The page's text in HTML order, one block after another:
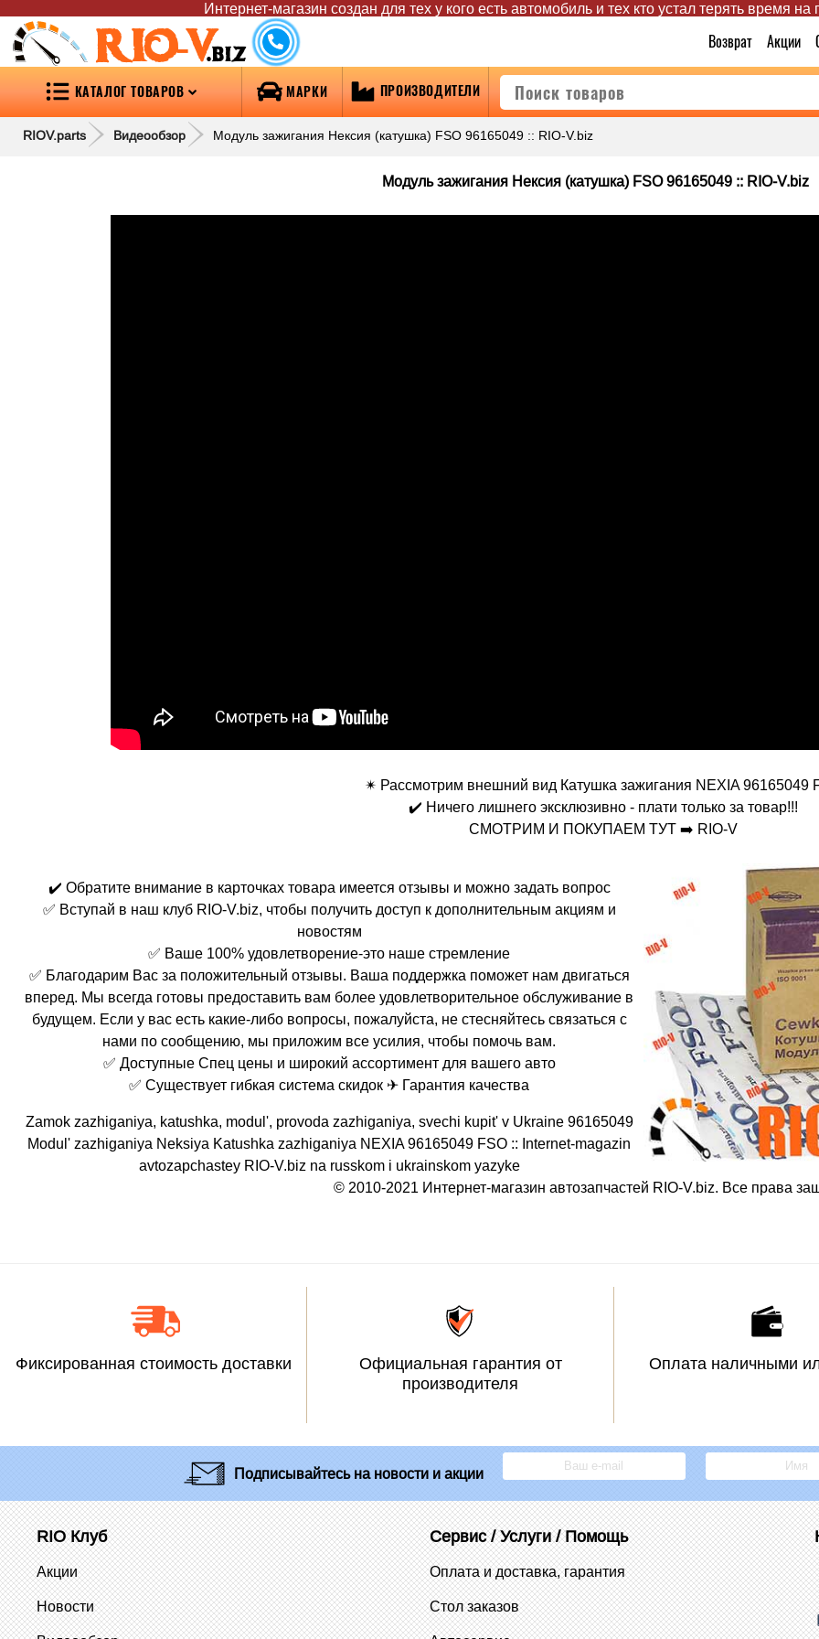
Интернет-магазин создан для тех у кого есть автомобиль и тех кто устал терять время
RIO-V.biz Возврат Акции
КАТАЛОГ ТОВАРОВ МАРКИ ПРОИЗВОДИТЕЛИ
RIOV.parts Видеообзор Модуль зажигания Нексия (катушка) FSO 96165049 :: RIO-V.biz
Модуль зажигания Нексия (катушка) FSO 96165049 :: RIO-V.biz
✴ Рассмотрим внешний вид Катушка зажигания NEXIA 96165049
✔️ Ничего лишнего эксклюзивно - плати только за товар!!!
СМОТРИМ И ПОКУПАЕМ ТУТ ➡️ RIO-V
✔️ Обратите внимание в карточках товара имеется отзывы и можно задать вопрос
✅ Вступай в наш клуб RIO-V.biz, чтобы получить доступ к дополнительным акциям и
новостям
✅ Ваше 100% удовлетворение-это наше стремление
✅ Благодарим Вас за положительный отзывы. Ваша поддержка поможет нам двигаться
вперед. Мы всегда готовы предоставить вам более удовлетворительное обслуживание в
будущем. Если у вас есть какие-либо вопросы, пожалуйста, не стесняйтесь связаться с
нами по сообщению, мы приложим все усилия, чтобы помочь вам.
✅ Доступные Спец цены и широкий ассортимент для вашего авто
✅ Существует гибкая система скидок ✈ Гарантия качества
Zamok zazhiganiya, katushka, modul', provoda zazhiganiya, svechi kupit' v Ukraine 96165049
Modul' zazhiganiya Neksiya Katushka zazhiganiya NEXIA 96165049 FSO :: Internet-magazin
avtozapchastey RIO-V.biz na russkom i ukrainskom yazyke
© 2010-2021 Интернет-магазин автозапчастей RIO-V.biz. Все права
Фиксированная стоимость доставки
Официальная гарантия от
производителя
Оплата наличными
Подписывайтесьна новости и акции
RIO Клуб
Акции
Новости
Сервис / Услуги / Помощь
Оплата и доставка, гарантия
Стол заказов